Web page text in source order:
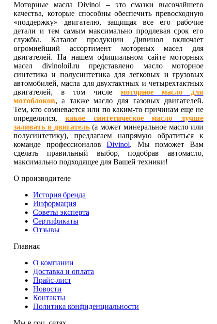
Моторные масла Divinol – это смазки высочайшего
качества, которые способны обеспечить превосходную
«поддержку» двигателю, защищая все его рабочие
детали и тем самым максимально продлевая срок его
службы. Каталог продукции Дивинол включает
огромнейший ассортимент моторных масел для
двигателей. На нашем официальном сайте моторных
масел divinoloil.ru представлено масло моторное
синтетика и полусинтетика для легковых и грузовых
автомобилей, масла для двухтактных и четырехтактных
двигателей, в том числе моторное масло для
мотоблоков, а также масло для газовых двигателей.
Тем, кто сомневается или по каким-то причинам еще не
определился, какое синтетическое масло лучше
заливать в двигатель (а может минеральное масло или
полусинтетику), предлагаем напрямую обратиться к
команде профессионаловDivinol. Мы поможет Вам
сделать правильный выбор, подобрав автомасло,
максимально подходящее для Вашей техники!
О производителе
История бренда
Информация
Советы эксперта
Сертификаты
Отзывы
Главная
О компании
Доставка и оплата
Прайс-лист
Новости
Контакты
Политика конфиденциальности